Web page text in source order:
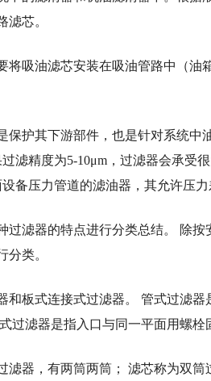
滤芯。
吸油滤芯安装在吸油管路中（油
保护其下游部件，也是针对系统中
滤精度为5-10μm，过滤器会承受
备压力管道的滤油器，其允许压
过滤器的特点进行分类总结。 除
分类。
板式连接式过滤器。 管式过滤
过滤器是指入口与同一平面用螺栓
器，有两筒两筒； 滤芯称为双筒